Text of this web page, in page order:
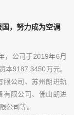
，努力成为空调
，公司于2019年6月
本9187.3450万元。
限公司、苏州朗进轨
有限公司、佛山朗进
公司等。